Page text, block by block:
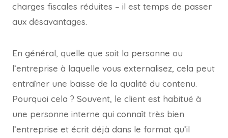
charges fiscales réduites – il est temps de passer
aux désavantages.
En général, quelle que soit la personne ou
l’entreprise à laquelle vous externalisez, cela peut
entraîner une baisse de la qualité du contenu.
Pourquoi cela ? Souvent, le client est habitué à
une personne interne qui connaît très bien
l’entreprise et écrit déjà dans le format qu’il